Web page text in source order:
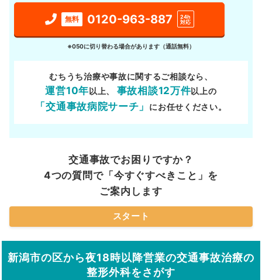
無料 0120-963-887
24h
対応
※050に切り替わる場合があります（通話無料）
むちうち治療や事故に関するご相談なら、
運営10年以上、 事故相談12万件以上の
「交通事故病院サーチ」 にお任せください。
交通事故でお困りですか？
4つの質問で「今すぐすべきこと」を
ご案内します
スタート
新潟市の区から夜18時以降営業の交通事故治療の
整形外科をさがす